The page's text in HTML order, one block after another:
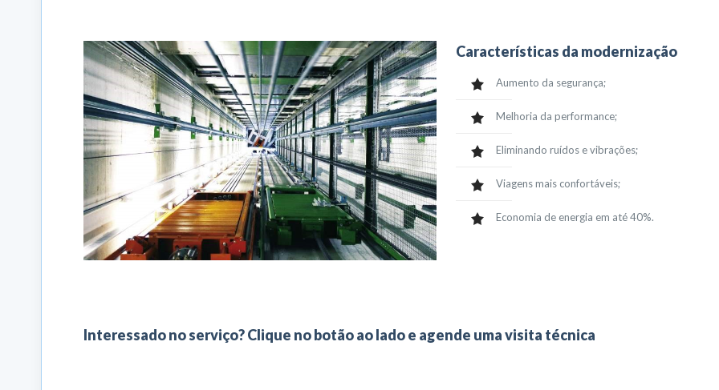
Características da modernização
Aumento da segurança;
Melhoria da performance;
Eliminando ruídos e vibrações;
Viagens mais confortáveis;
Economia de energia em até 40%.
Interessado no serviço? Clique no botão ao lado e agende uma visita técnica